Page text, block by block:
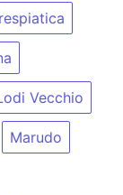
Vecchio
Marudo